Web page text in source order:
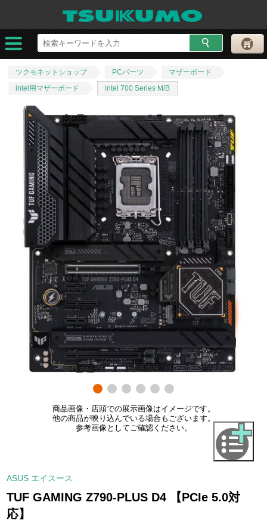
ツクモネットショップ PCパーツ
マザーボード
intel用マザーボード
intel 700 Series M/B
商品画像・店頭での展示画像はイメージです。
他の商品が映り込んでいる場合もございます。
参考画像としてご確認ください。
ASUS エイスース
TUF GAMING Z790-PLUS D4 【PCIe 5.0対
応】